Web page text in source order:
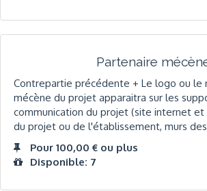
Partenaire
Contrepartie précédente + Le logo ou le
mécène du projet apparaitra sur les
communication du projet (site internet et
du projet ou de l'établissement, murs
Pour 100,00 € ou plus
Disponible: 7